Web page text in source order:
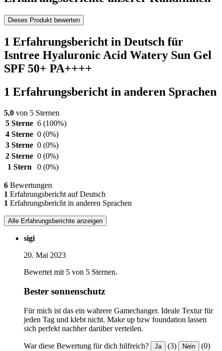
Dieses Produkt bewerten
1 Erfahrungsbericht in Deutsch für
Isntree Hyaluronic Acid Watery Sun Gel
SPF 50+ PA++++
1 Erfahrungsbericht in anderen Sprachen
5,0 von 5 Sternen
5 Sterne 6 (100%)
4 Sterne 0 (0%)
3 Sterne 0 (0%)
2 Sterne 0 (0%)
1 Stern
0 (0%)
6 Bewertungen
1 Erfahrungsbericht auf Deutsch
1 Erfahrungsbericht in anderen Sprachen
Alle Erfahrungsberichte anzeigen
sigi
20. Mai 2023
Bewertet mit 5 von 5 Sternen.
Bester sonnenschutz
Für mich ist das ein wahrere Gamechanger. Ideale Textur für
jeden Tag und klebt nicht. Make up bzw foundation lassen
sich perfekt nachher darüber verteilen.
War diese Bewertung für dich hilfreich? Ja (3) Nein (0)